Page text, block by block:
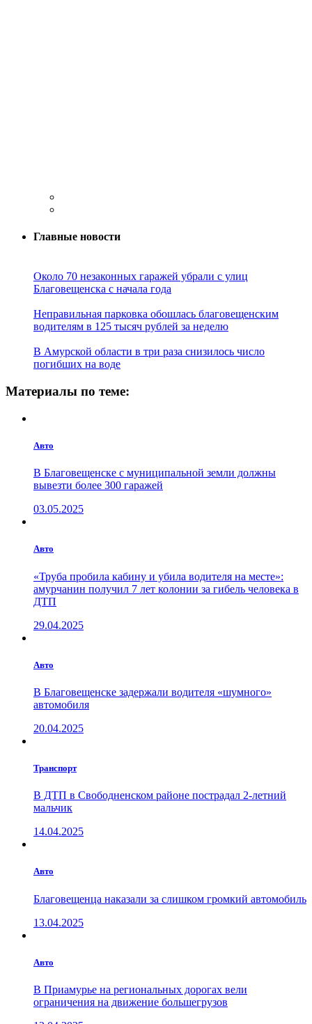
Главные новости
Около 70 незаконных гаражей убрали с улиц
Благовещенска с начала года
Неправильная парковка обошлась благовещенским
водителям в 125 тысяч рублей за неделю
В Амурской области в три раза снизилось число
погибших на воде
Материалы по теме:
Авто
В Благовещенске с муниципальной земли должны
вывезти более 300 гаражей
03.05.2025
Авто
«Труба пробила кабину и убила водителя на месте»:
амурчанин получил 7 лет колонии за гибель человека в
ДТП
29.04.2025
Авто
В Благовещенске задержали водителя «шумного»
автомобиля
20.04.2025
Транспорт
В ДТП в Свободненском районе пострадал 2-летний
мальчик
14.04.2025
Авто
Благовещенца наказали за слишком громкий автомобиль
13.04.2025
Авто
В Приамурье на региональных дорогах вели
ограничения на движение большегрузов